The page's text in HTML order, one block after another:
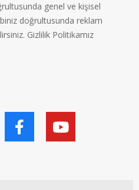
genel ve kişisel
doğrultusunda reklam
Gizlilik Politikamız